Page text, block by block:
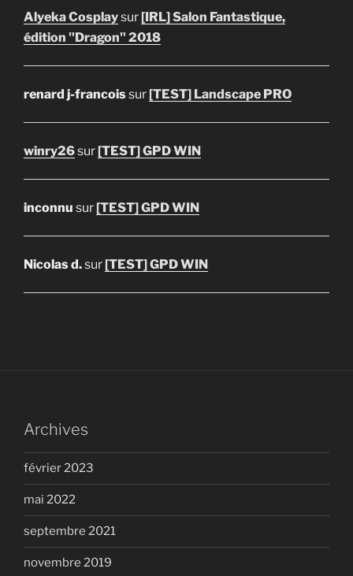
Alyeka Cosplaysur[IRL] Salon Fantastique,
édition "Dragon" 2018
renard j-francoissur[TEST] Landscape PRO
winry26sur[TEST] GPD WIN
inconnu sur[TEST] GPD WIN
Nicolas d.sur[TEST] GPD WIN
Archives
février 2023
mai 2022
septembre 2021
novembre 2019